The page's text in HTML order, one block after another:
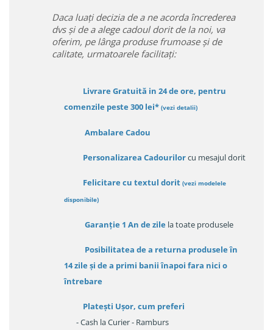
Daca luați decizia de a ne acorda încrederea
dvs și de a alege cadoul dorit de la noi, va
oferim, pe lânga produse frumoase și de
calitate, urmatoarele facilitați:
Livrare Gratuită in 24 de ore, pentru
comenzile peste 300 lei* (vezi detalii)
Ambalare Cadou
Personalizarea Cadourilorcu mesajul dorit
Felicitare cu textul dorit (vezi modelele
disponibile)
Garanție 1 An de zile la toate produsele
Posibilitatea de a returna produsele în
14 zileși de a primi banii înapoi fara nici o
întrebare
Platești Ușor, cum preferi
- Cash la Curier - Ramburs